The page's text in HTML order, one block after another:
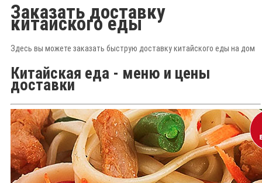
Заказать доставку
китайского еды
Здесь вы можете заказать быструю доставку китайского еды на дом
Китайская еда - меню и цены
доставки